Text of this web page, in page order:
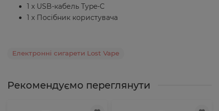
1 x USB-кабель Type-C
1 x Посібник користувача
Електронні сигарети Lost Vape
Рекомендуємо переглянути